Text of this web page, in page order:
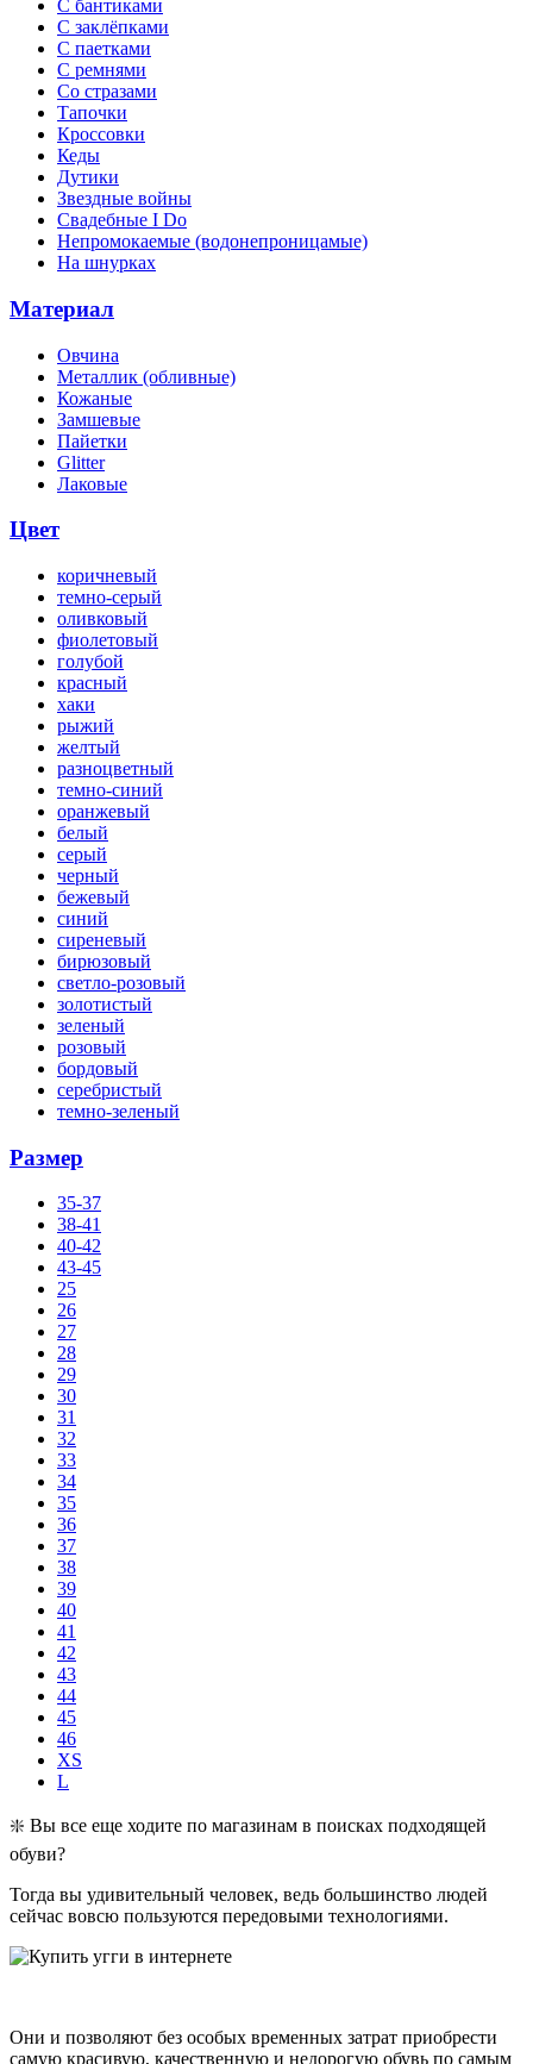
С бантиками
С заклёпками
С паетками
С ремнями
Со стразами
Тапочки
Кроссовки
Кеды
Дутики
Звездные войны
Свадебные I Do
Непромокаемые (водонепроницамые)
На шнурках
Материал
Овчина
Металлик (обливные)
Кожаные
Замшевые
Пайетки
Glitter
Лаковые
Цвет
коричневый
темно-серый
оливковый
фиолетовый
голубой
красный
хаки
рыжий
желтый
разноцветный
темно-синий
оранжевый
белый
серый
черный
бежевый
синий
сиреневый
бирюзовый
светло-розовый
золотистый
зеленый
розовый
бордовый
серебристый
темно-зеленый
Размер
35-37
38-41
40-42
43-45
25
26
27
28
29
30
31
32
33
34
35
36
37
38
39
40
41
42
43
44
45
46
XS
L
❇️ Вы все еще ходите по магазинам в поисках подходящей
обуви?
Тогда вы удивительный человек, ведь большинство людей
сейчас вовсю пользуются передовыми технологиями.
Они и позволяют без особых временных затрат приобрести
самую красивую, качественную и недорогую обувь по самым